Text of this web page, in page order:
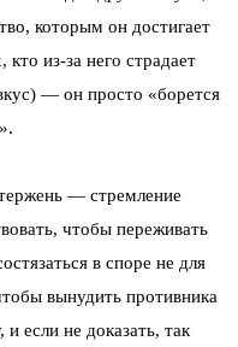
которым он достигает
из-за него страдает
— он просто «борется
— стремление
чтобы переживать
в споре не для
вынудить противника
если не доказать, так